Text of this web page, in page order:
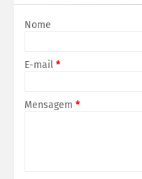
Nome
E-mail *
Mensagem *